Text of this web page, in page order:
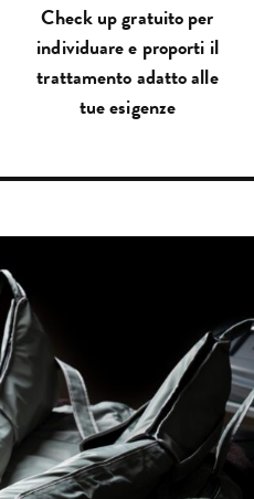
Check up gratuito per
individuare e proporti il
trattamento adatto alle
tue esigenze